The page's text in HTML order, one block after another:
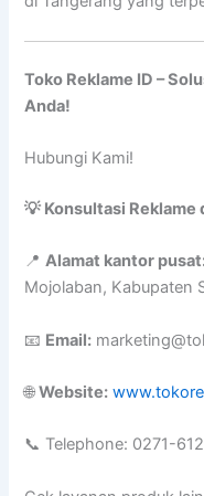
Toko Reklame ID –
Anda!
Hubungi Kami!
💡 Konsultasi Reklame
📍Alamat kantor
Mojolaban, Kabupaten
📧 Email:
🌐Website:
📞 Telephone: 0271-